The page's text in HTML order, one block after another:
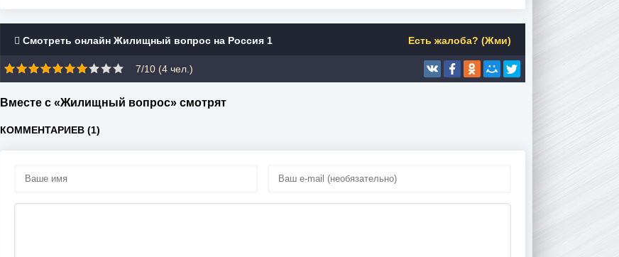
Смотреть онлайн Жилищный вопрос на Россия 1 Есть жалоба? (Жми)
7/10 (4 чел.)
Вместе с «Жилищный вопрос» смотрят
КОММЕНТАРИЕВ (1)